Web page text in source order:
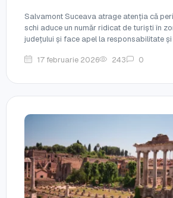
Salvamont Suceava atrage atenția că
schi aduce un număr ridicat de turiști în
județului și face apel la responsabilitate și
17 februarie 2026 243 0